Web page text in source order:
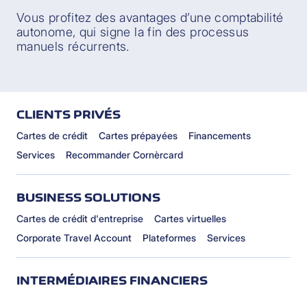
Vous profitez des avantages d’une comptabilité
autonome, qui signe la fin des processus
manuels récurrents.
CLIENTS PRIVÉS
Cartes de crédit Cartes prépayées
Financements
Services
Recommander Cornèrcard
BUSINESS SOLUTIONS
Cartes de crédit d'entreprise
Cartes virtuelles
Corporate Travel Account
Plateformes Services
INTERMÉDIAIRES FINANCIERS